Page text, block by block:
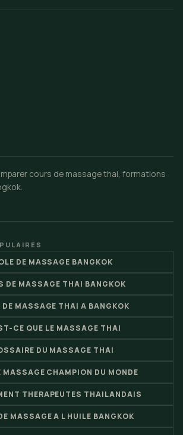
cours de massage thai, formations
DE MASSAGE BANGKOK
DE MASSAGE THAI BANGKOK
DE MASSAGE THAI A BANGKOK
CE QUE LE MASSAGE THAI
DU MASSAGE THAI
MASSAGE CHAMPION DU MONDE
THERAPEUTES THAILANDAIS
MASSAGE A L HUILE BANGKOK